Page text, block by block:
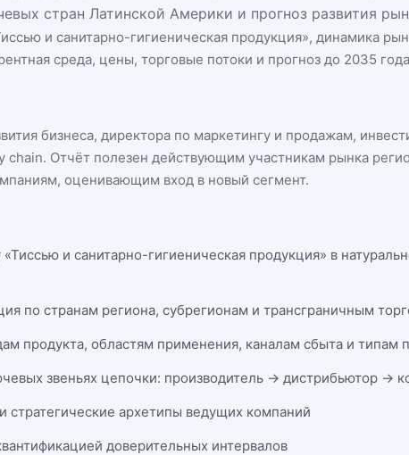
стран Латинской Америки и прогноз развития
и санитарно-гигиеническая продукция», динамика
среда, цены, торговые потоки и прогноз до 2035
бизнеса, директора по маркетингу и продажам,
chain. Отчёт полезен действующим участникам рынка
оценивающим вход в новый сегмент.
и санитарно-гигиеническая продукция» в
по странам региона, субрегионам и трансграничным
продукта, областям применения, каналам сбыта и типам
звеньях цепочки: производитель → дистрибьютор →
архетипы ведущих компаний
доверительных интервалов